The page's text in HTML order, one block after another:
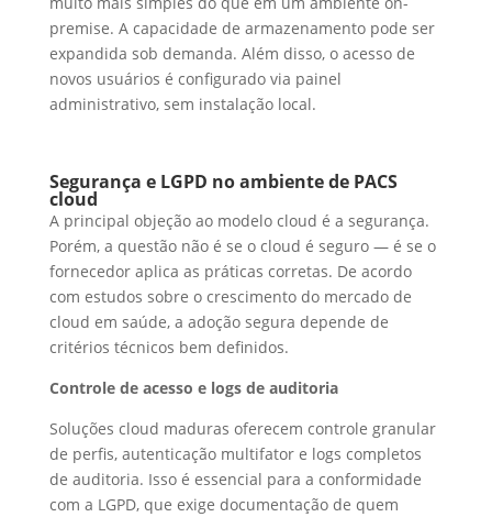
premise. A capacidade de armazenamento pode ser
expandida sob demanda. Além disso, o acesso de
novos usuários é configurado via painel
administrativo, sem instalação local.
Segurança e LGPD no ambiente de PACS
cloud
A principal objeção ao modelo cloud é a segurança.
Porém, a questão não é se o cloud é seguro — é se o
fornecedor aplica as práticas corretas. De acordo
com estudos sobre o crescimento do mercado de
cloud em saúde, a adoção segura depende de
critérios técnicos bem definidos.
Controle de acesso e logs de auditoria
Soluções cloud maduras oferecem controle granular
de perfis, autenticação multifator e logs completos
de auditoria. Isso é essencial para a conformidade
com a LGPD, que exige documentação de quem